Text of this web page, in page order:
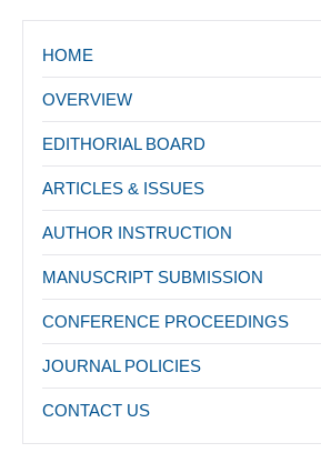
HOME
OVERVIEW
EDITHORIAL BOARD
ARTICLES & ISSUES
AUTHOR INSTRUCTION
MANUSCRIPT SUBMISSION
CONFERENCE PROCEEDINGS
JOURNAL POLICIES
CONTACT US